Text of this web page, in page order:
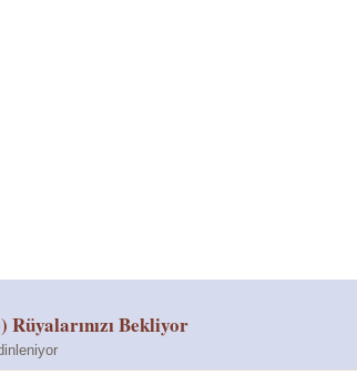
Rüyalarınızı Bekliyor